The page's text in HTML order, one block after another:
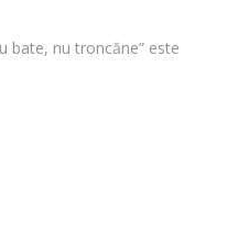
bate, nu troncăne” este